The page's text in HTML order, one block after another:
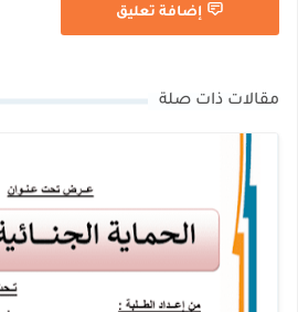
إضافة تعليق
مقالات ذات صلة